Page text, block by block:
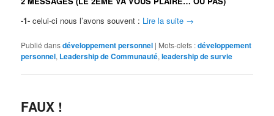
-1- celui-ci nous l’avons souvent : Lire la suite →
Publié dansdéveloppement personnel | Mots-clefs :développement
personnel, Leadership de Communauté,leadership de survie
FAUX !